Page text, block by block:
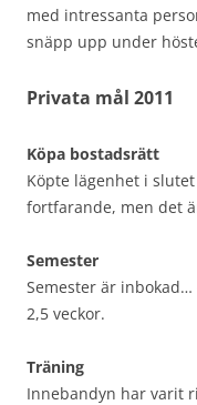
med intressanta
snäpp upp under
Privata mål 2011
Köpa bostadsrätt
Köpte lägenhet i
fortfarande, men det
Semester
Semester är
2,5 veckor.
Träning
Innebandyn har varit